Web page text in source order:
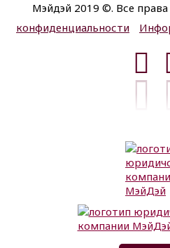
Мэйдэй 2019 ©. Все
конфиденциальности